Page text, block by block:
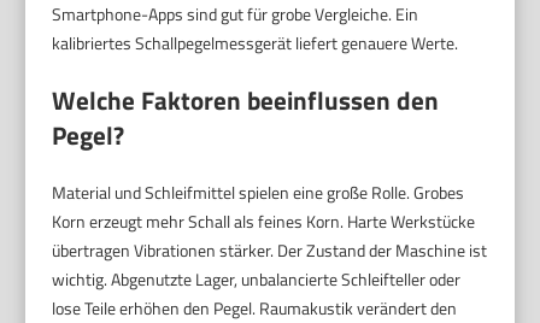
Smartphone-Apps sind gut für grobe Vergleiche. Ein
kalibriertes Schallpegelmessgerät liefert genauere Werte.
Welche Faktoren beeinflussen den
Pegel?
Material und Schleifmittel spielen eine große Rolle. Grobes
Korn erzeugt mehr Schall als feines Korn. Harte Werkstücke
übertragen Vibrationen stärker. Der Zustand der Maschine ist
wichtig. Abgenutzte Lager, unbalancierte Schleifteller oder
lose Teile erhöhen den Pegel. Raumakustik verändert den